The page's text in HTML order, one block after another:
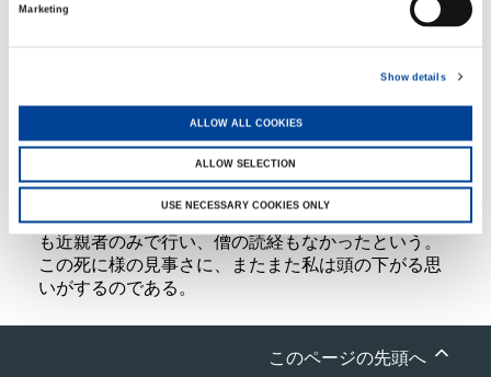
Marketing
Show details
ALLOW ALL COOKIES
ALLOW SELECTION
USE NECESSARY COOKIES ONLY
喋っているようなザックバランな口調は、大会社の
社長といった素振りは何処にも見えず、構えた所が
語り口に聞き惚れてしまったことを覚えている。や
はり、確とした信念を持った人は違うわい、この庶
民的な明るさが社員からも尊敬され、おやじと呼ば
れて親しまれ、慕われている所以ではないかと思っ
彼は生前、「俺の戒名、葬儀、社葬は不要」だと強
く言い残したとのことで、彼の位牌もなければ葬儀
も近親者のみで行い、僧の読経もなかったという。
この死に様の見事さに、またまた私は頭の下がる思
いがするのである。
このページの先頭へ